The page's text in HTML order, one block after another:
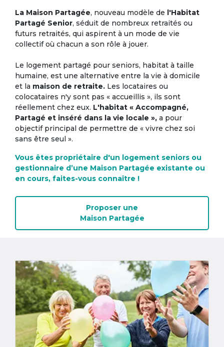
La Maison Partagée, nouveau modèle de l'Habitat
Partagé Senior, séduit de nombreux retraités ou
futurs retraités, qui aspirent à un mode de vie
collectif où chacun a son rôle à jouer.
Le logement partagé pour seniors, habitat à taille
humaine, est une alternative entre la vie à domicile
et la maison de retraite. Les locataires ou
colocataires n'y sont pas « accueillis », ils sont
réellement chez eux. L'habitat « Accompagné,
Partagé et inséré dans la vie locale », a pour
objectif principal de permettre de « vivre chez soi
sans être seul ».
Vous êtes propriétaire d'un logement seniors ou
gestionnaire d’une Maison Partagée existante ou
en cours, faites-vous connaître !
Proposer une
Maison Partagée